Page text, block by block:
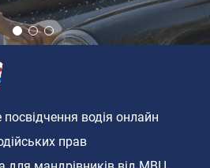
водія онлайн
прав